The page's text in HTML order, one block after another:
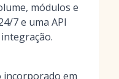
módulos e
7 e uma API
incorporado em